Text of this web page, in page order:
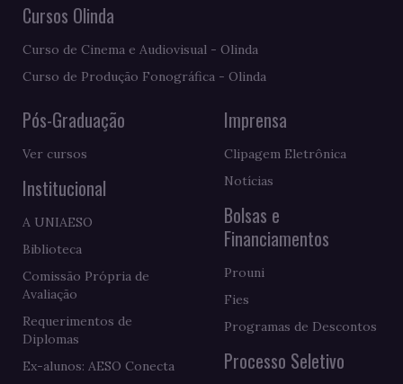
Cursos Olinda
Curso de Cinema e Audiovisual - Olinda
Curso de Produção Fonográfica - Olinda
Pós-Graduação
Ver cursos
Institucional
A UNIAESO
Biblioteca
Comissão Própria de
Avaliação
Requerimentos de
Diplomas
Ex-alunos: AESO Conecta
Imprensa
Clipagem Eletrônica
Notícias
Bolsas e
Financiamentos
Prouni
Fies
Programas de Descontos
Processo Seletivo